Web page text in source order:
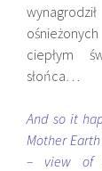
ciepłym
słońca…
And so it
Mother
– view of